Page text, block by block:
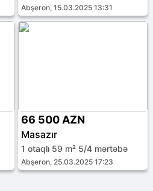
Abşeron, 15.03.2025 13:31
66 500 AZN
Masazır
1 otaqlı 59 m² 5/4 mərtəbə
Abşeron, 25.03.2025 17:23